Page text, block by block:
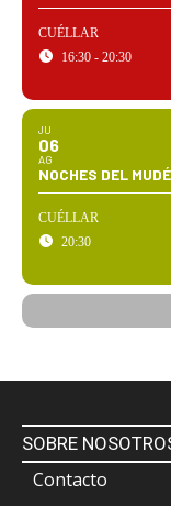
CUÉLLAR
16:30 - 20:30
JU
06
AG
NOCHES DEL
CUÉLLAR
20:30
SOBRE
Contacto